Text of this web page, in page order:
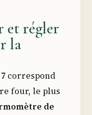
et régler
la
correspond
four, le plus
de